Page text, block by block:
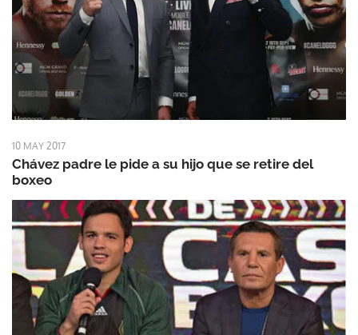
10 MAY 2017
Chávez padre le pide a su hijo que se retire del
boxeo